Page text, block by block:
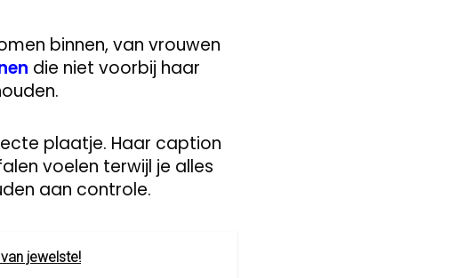
binnen, van vrouwen
die niet voorbij haar
plaatje. Haar caption
voelen terwijl je alles
aan controle.
jewelste!